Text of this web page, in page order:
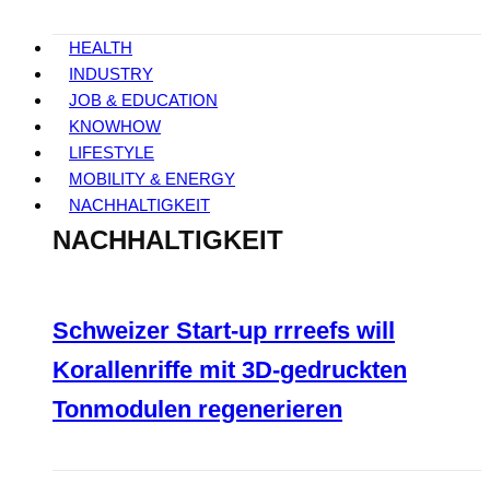
HEALTH
INDUSTRY
JOB & EDUCATION
KNOWHOW
LIFESTYLE
MOBILITY & ENERGY
NACHHALTIGKEIT
NACHHALTIGKEIT
Schweizer Start-up rrreefs will
Korallenriffe mit 3D-gedruckten
Tonmodulen regenerieren